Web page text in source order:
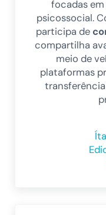
focadas
psicossocial.
participa de
compartilha
meio de
plataformas